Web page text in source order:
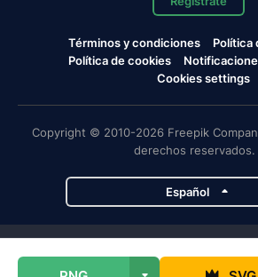
Términos y condiciones
Política
Política de cookies
Cookies settings
Copyright © 2010-2026 Freepik
derechos reservados.
Español